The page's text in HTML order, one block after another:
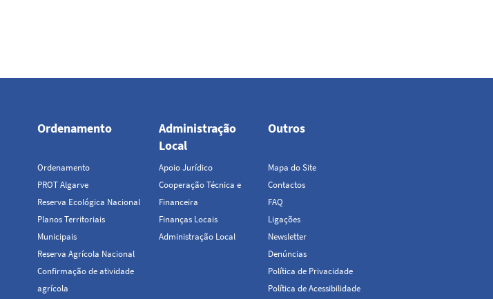
Ordenamento
Ordenamento
PROT Algarve
Reserva Ecológica Nacional
Planos Territoriais
Municipais
Reserva Agrícola Nacional
Confirmação de atividade
agrícola
Administração
Local
Apoio Jurídico
Cooperação Técnica e
Financeira
Finanças Locais
Administração Local
Menu
Outros
Mapa do Site
Contactos
FAQ
Ligações
Newsletter
Denúncias
Política de Privacidade
Política de Acessibilidade